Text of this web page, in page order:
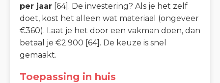
per jaar [64]. De investering? Als je het zelf
doet, kost het alleen wat materiaal (ongeveer
€360). Laat je het door een vakman doen, dan
betaal je €2.900 [64]. De keuze is snel
gemaakt.
Toepassing in huis